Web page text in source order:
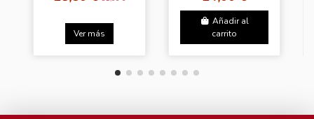
Ver más
Añadir al
carrito